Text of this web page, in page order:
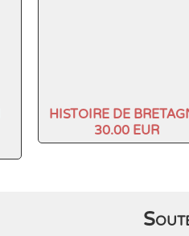
HISTOIRE DE
30.00 EUR